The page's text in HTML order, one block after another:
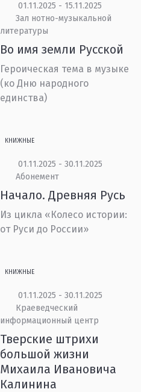
01.11.2025 - 15.11.2025
Зал нотно-музыкальной
литературы
Во имя земли Русской
Героическая тема в музыке
(ко Дню народного
единства)
КНИЖНЫЕ
01.11.2025 - 30.11.2025
Абонемент
Начало. Древняя Русь
Из цикла «Колесо истории:
от Руси до России»
КНИЖНЫЕ
01.11.2025 - 30.11.2025
Краеведческий
информационный центр
Тверские штрихи
большой жизни
Михаила Ивановича
Калинина